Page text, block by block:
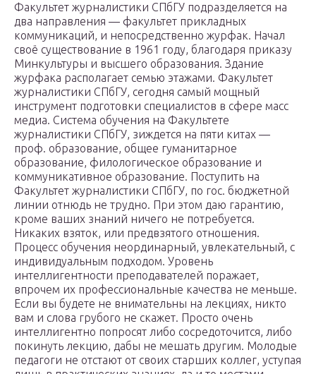
Факультет журналистики СПбГУ подразделяется на
два направления — факультет прикладных
коммуникаций, и непосредственно журфак. Начал
своё существование в 1961 году, благодаря приказу
Минкультуры и высшего образования. Здание
журфака располагает семью этажами. Факультет
журналистики СПбГУ, сегодня самый мощный
инструмент подготовки специалистов в сфере масс
медиа. Система обучения на Факультете
журналистики СПбГУ, зиждется на пяти китах —
проф. образование, общее гуманитарное
образование, филологическое образование и
коммуникативное образование. Поступить на
Факультет журналистики СПбГУ, по гос. бюджетной
линии отнюдь не трудно. При этом даю гарантию,
кроме ваших знаний ничего не потребуется.
Никаких взяток, или предвзятого отношения.
Процесс обучения неординарный, увлекательный, с
индивидуальным подходом. Уровень
интеллигентности преподавателей поражает,
впрочем их профессиональные качества не меньше.
Если вы будете не внимательны на лекциях, никто
вам и слова грубого не скажет. Просто очень
интеллигентно попросят либо сосредоточится, либо
покинуть лекцию, дабы не мешать другим. Молодые
педагоги не отстают от своих старших коллег, уступая